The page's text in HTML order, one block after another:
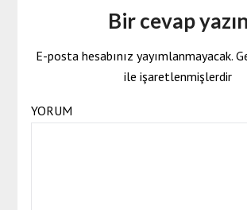
Bir cevap yazın
E-posta hesabınız yayımlanmayacak.
ile işaretlenmişlerdir
YORUM